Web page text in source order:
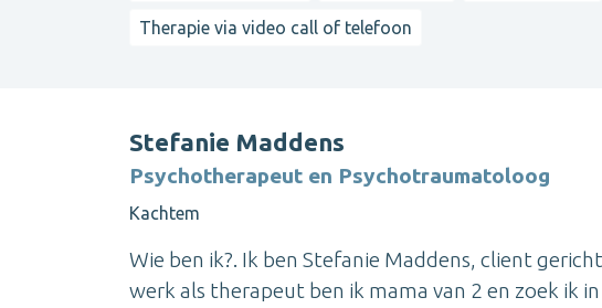
Therapie via video call of telefoon
Stefanie Maddens
Psychotherapeut en Psychotraumatoloog
Kachtem
Wie ben ik?. Ik ben Stefanie Maddens, client
werk als therapeut ben ik mama van 2 en zoek ik